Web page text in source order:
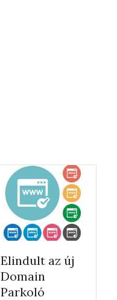
Elindult az új
Domain
Parkoló